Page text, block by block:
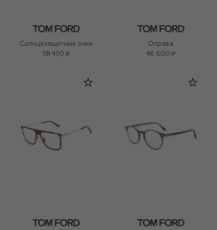
Солнцезащитные очки
58 450 ₽
Оправа
46 600 ₽